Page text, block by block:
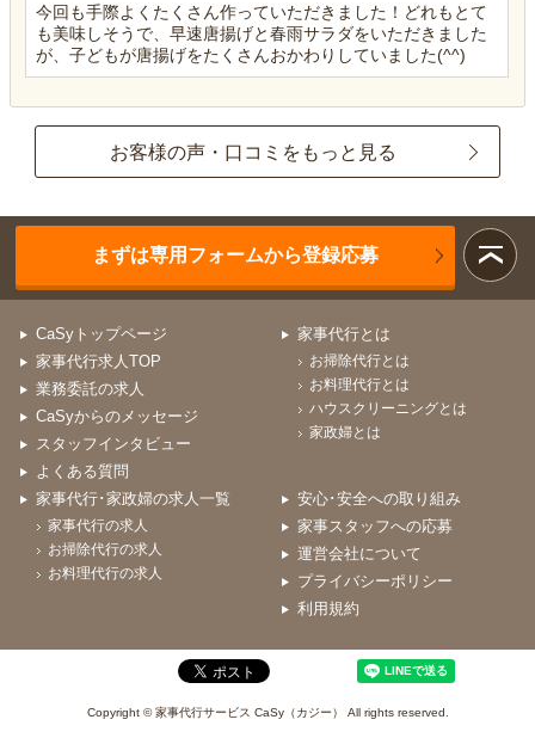
今回も手際よくたくさん作っていただきました！どれもとて
も美味しそうで、早速唐揚げと春雨サラダをいただきました
が、子どもが唐揚げをたくさんおかわりしていました(^^)
お客様の声・口コミをもっと見る
まずは専用フォームから登録応募
CaSyトップページ
家事代行求人TOP
業務委託の求人
CaSyからのメッセージ
スタッフインタビュー
よくある質問
家事代行とは
お掃除代行とは
お料理代行とは
ハウスクリーニングとは
家政婦とは
家事代行･家政婦の求人一覧
家事代行の求人
お掃除代行の求人
お料理代行の求人
安心･安全への取り組み
家事スタッフへの応募
運営会社について
プライバシーポリシー
利用規約
Copyright © 家事代行サービス CaSy（カジー） All rights reserved.